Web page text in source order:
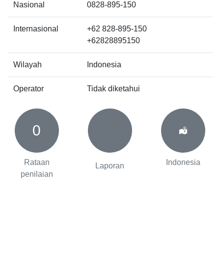
Nasional 0828-895-150
Internasional
+62 828-895-150
+62828895150
Wilayah Indonesia
Operator Tidak diketahui
0
Rataan
penilaian
Laporan Indonesia